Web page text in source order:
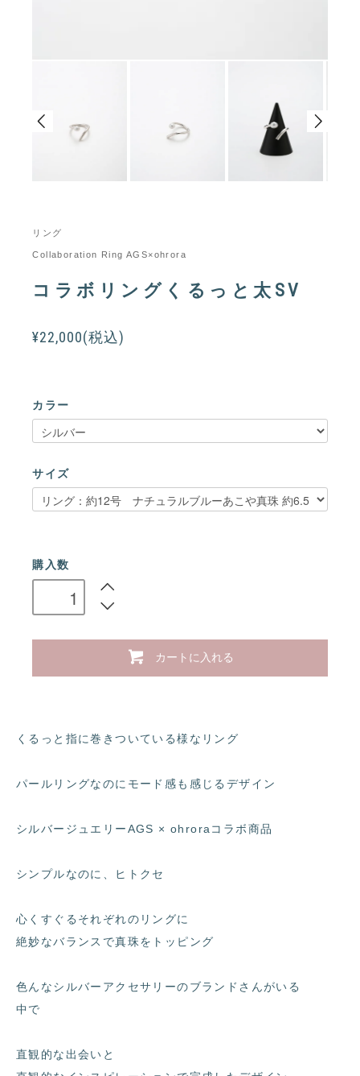
リング
Collaboration Ring AGS×ohrora
コラボリングくるっと太SV
¥22,000(税込)
カラー
サイズ
購入数
カートに入れる
くるっと指に巻きついている様なリング
パールリングなのにモード感も感じるデザイン
シルバージュエリーAGS × ohroraコラボ商品
シンプルなのに、ヒトクセ
心くすぐるそれぞれのリングに
絶妙なバランスで真珠をトッピング
色んなシルバーアクセサリーのブランドさんがいる
中で
直観的な出会いと